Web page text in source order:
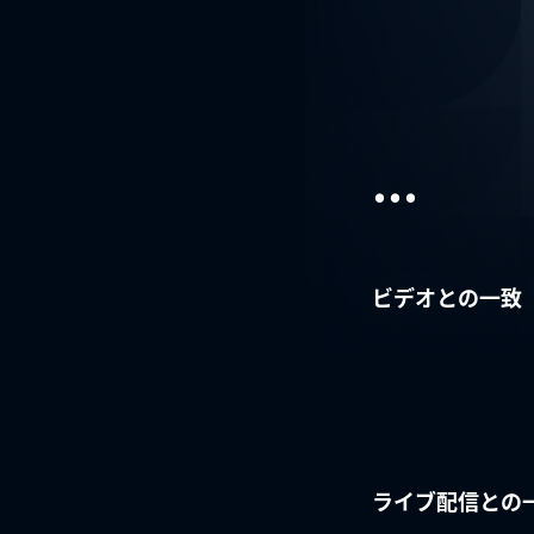
...
ビデオとの一致
ライブ配信との